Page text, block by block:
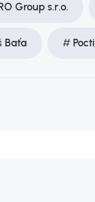
Group s.r.o.
Baťa